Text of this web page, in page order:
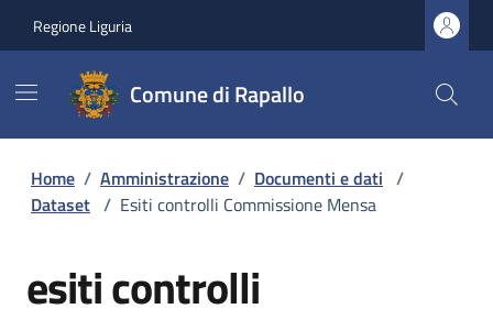
Regione Liguria
Comune di Rapallo
Home / Amministrazione / Documenti e dati /
Dataset / Esiti controlli Commissione Mensa
esiti controlli